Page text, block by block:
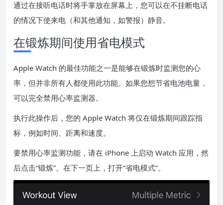
通过在接听电话时将手掌放在屏幕上，您可以在不挂断电话
的情况下使来电（和其他通知，如警报）静音。
在锻炼期间使用省电模式
Apple Watch 的最佳功能之一是能够在锻炼时监测您的心
率，但并非所有人都使用此功能。如果您想节省电池电量，
可以完全禁用心率监测器。
执行此操作后，您的 Apple Watch 将仅在锻炼期间跟踪指
标，例如时间、距离和速度。
要禁用心率监测功能，请在 iPhone 上启动 Watch 应用，然
后点击“锻炼”。在下一页上，打开“省电模式”。